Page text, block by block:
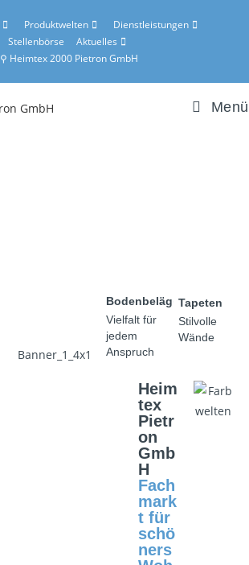
Produktwelten
Dienstleistungen
Stellenbörse
Aktuelles
⚲ Heimtex 2000 Pietron GmbH
Menü
Bodenbeläge
Vielfalt für
jedem
Anspruch
Tapeten
Stilvolle
Wände
Heim
tex
Pietr
on
Gmb
H
Fach
mark
t für
schö
ners